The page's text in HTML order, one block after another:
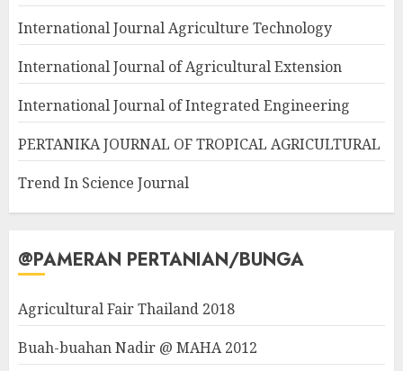
International Journal Agriculture Technology
International Journal of Agricultural Extension
International Journal of Integrated Engineering
PERTANIKA JOURNAL OF TROPICAL AGRICULTURAL
Trend In Science Journal
@PAMERAN PERTANIAN/BUNGA
Agricultural Fair Thailand 2018
Buah-buahan Nadir @ MAHA 2012